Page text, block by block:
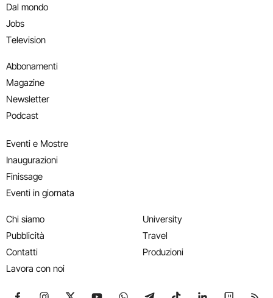
Dal mondo
Jobs
Television
Abbonamenti
Magazine
Newsletter
Podcast
Eventi e Mostre
Inaugurazioni
Finissage
Eventi in giornata
Chi siamo
Pubblicità
Contatti
Lavora con noi
University
Travel
Produzioni
Seguici su Facebook
Seguici su Instagram
Seguici su X
Seguici su YouTube
Seguici su WhatsApp
Seguici su Telegram
Seguici su TikTok
Seguici su
Seguici